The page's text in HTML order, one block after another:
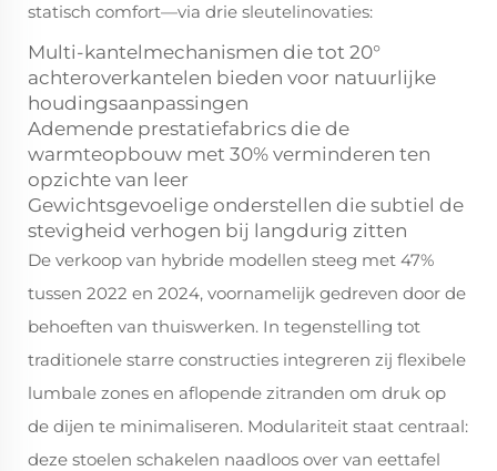
statisch comfort—via drie sleutelinovaties:
Multi-kantelmechanismen die tot 20°
achteroverkantelen bieden voor natuurlijke
houdingsaanpassingen
Ademende prestatiefabrics die de
warmteopbouw met 30% verminderen ten
opzichte van leer
Gewichtsgevoelige onderstellen die subtiel de
stevigheid verhogen bij langdurig zitten
De verkoop van hybride modellen steeg met 47%
tussen 2022 en 2024, voornamelijk gedreven door de
behoeften van thuiswerken. In tegenstelling tot
traditionele starre constructies integreren zij flexibele
lumbale zones en aflopende zitranden om druk op
de dijen te minimaliseren. Modulariteit staat centraal:
deze stoelen schakelen naadloos over van eettafel